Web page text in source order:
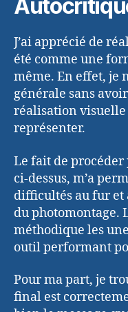
J’ai apprécié de
été comme une
même. En effet, je
générale sans
réalisation visuelle
représenter.
Le fait de
ci-dessus, m’a
difficultés au fur et
du photomontage.
méthodique les
outil performant
Pour ma part, je
final est